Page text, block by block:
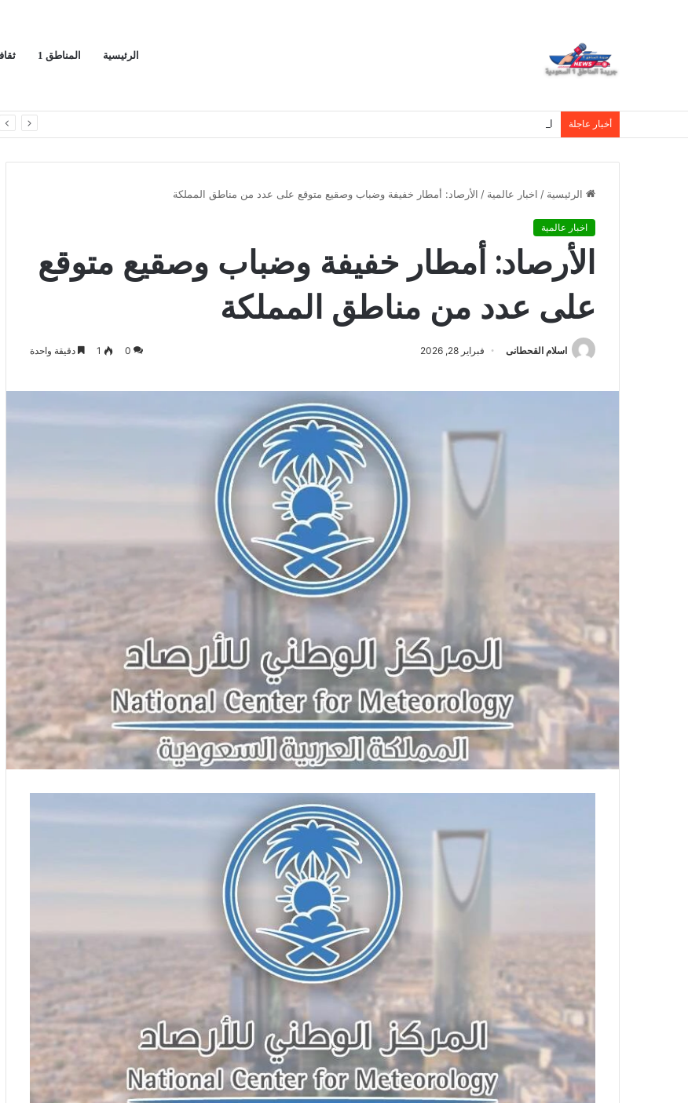
الرئيسية المناطق 1
أخبار عاجلة العمري : وكيلا بمنظمة الامم المتحدة للتدريب والاعلام ال UN MTC بالمملكة ودول الخليج العربي
الرئيسية / اخبار عالمية / الأرصاد: أمطار خفيفة وضباب وصقيع متوقع على عدد من مناطق المملكة
اخبار عالمية
الأرصاد: أمطار خفيفة وضباب وصقيع متوقع
على عدد من مناطق المملكة
اسلام القحطانى فبراير 28, 2026 0
1 دقيقة واحدة